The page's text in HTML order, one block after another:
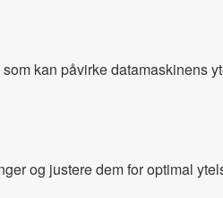
kan påvirke datamaskinens
og justere dem for optimal